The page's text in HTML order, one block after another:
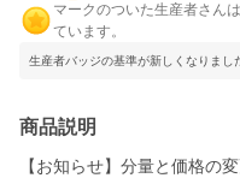
マークのついた生産者さん
ています。
生産者バッジの基準が新しくなりまし
商品説明
【お知らせ】分量と価格の